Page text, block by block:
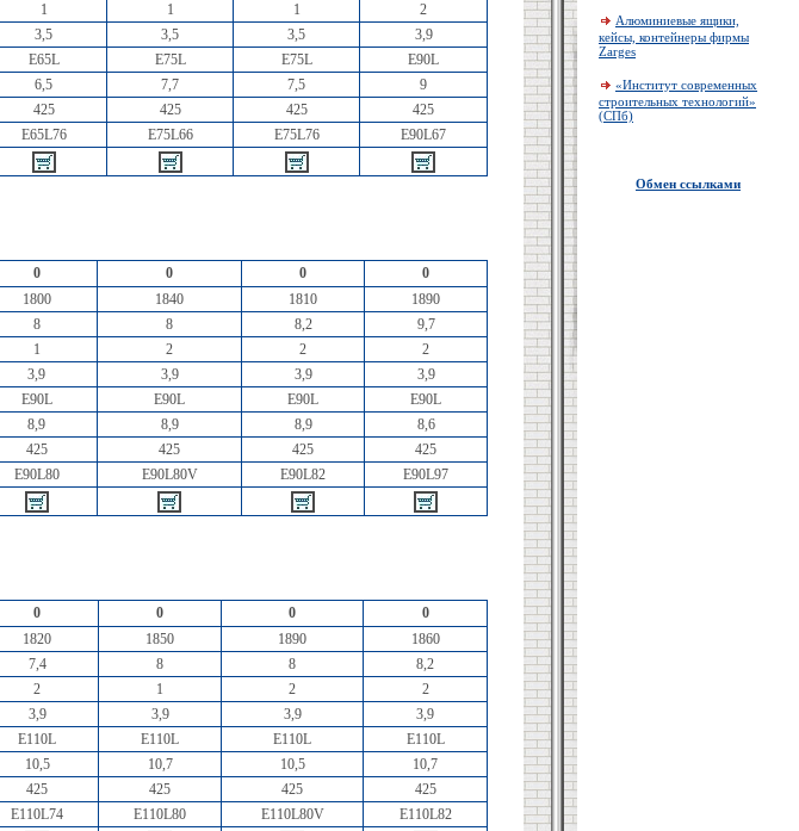
1 1 1
2
3,5 3,5 3,5
3,9
E65L E75L E75L
E90L
6,5 7,7 7,5
9
425 425 425
425
E65L76 E75L66 E75L76
E90L67
0 0 0
0
1800 1840 1810
1890
8 8 8,2
9,7
1 2 2
2
3,9 3,9 3,9
3,9
E90L E90L E90L
E90L
8,9 8,9 8,9
8,6
425 425 425
425
E90L80 E90L80V E90L82
E90L97
0 0 0
0
1820 1850 1890
1860
7,4 8 8
8,2
2 1 2
2
3,9 3,9 3,9
3,9
E110L E110L E110L
E110L
10,5 10,7 10,5
10,7
425 425 425
425
E110L74 E110L80 E110L80V
E110L82
Алюминиевые ящики,
кейсы, контейнеры фирмы
Zarges
«Институт современных
строительных технологий»
(СПб)
Обмен ссылками